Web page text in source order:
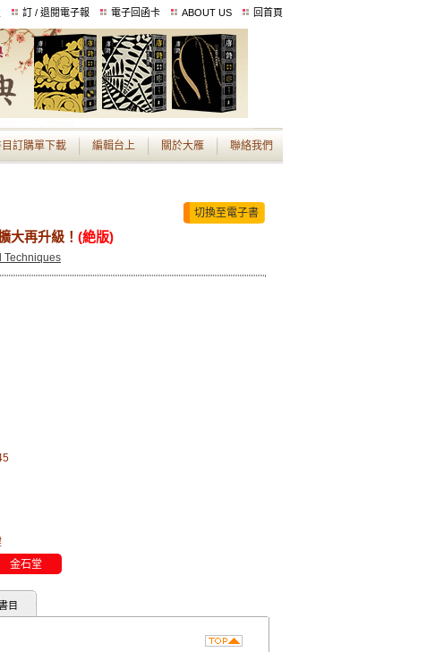
訂 / 退閱電子報 電子回函卡 ABOUT US 回首頁
訂購單下載 編輯台上 關於大雁 聯絡我們
切換至電子書
大再升級！ (絶版)
Techniques
金石堂
目